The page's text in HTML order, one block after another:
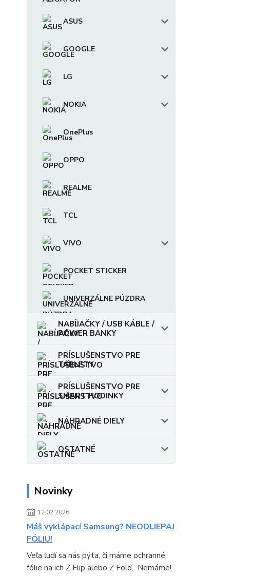
ASUS
GOOGLE
LG
NOKIA
OnePlus
OPPO
REALME
TCL
VIVO
POCKET STICKER
UNIVERZÁLNE PÚZDRA
NABÍJAČKY / USB KÁBLE /
POWER BANKY
PRÍSLUŠENSTVO PRE
TABLETY
PRÍSLUŠENSTVO PRE
SMART HODINKY
NÁHRADNÉ DIELY
OSTATNÉ
Novinky
12.02.2026
Máš vyklápací Samsung? NEODLIEPAJ
FÓLIU!
Veľa ľudí sa nás pýta, či máme ochranné
fólie na ich Z Flip alebo Z Fold. Nemáme!